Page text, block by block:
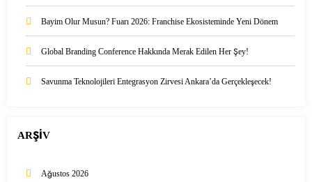
Bayim Olur Musun? Fuarı 2026: Franchise Ekosisteminde Yeni Dönem
Global Branding Conference Hakkında Merak Edilen Her Şey!
Savunma Teknolojileri Entegrasyon Zirvesi Ankara’da Gerçekleşecek!
ARŞİV
Ağustos 2026